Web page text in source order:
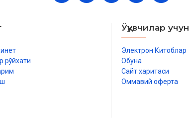
рўйхати
Ўқувчилар учун
Электрон Китоблар
Обуна
Сайт харитаси
Оммавий оферта